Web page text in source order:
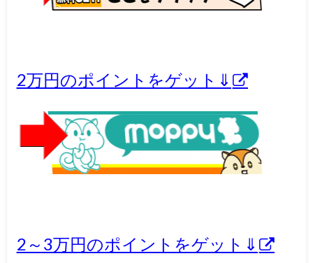
2万円のポイントをゲット⇓
2～3万円のポイントをゲット⇓